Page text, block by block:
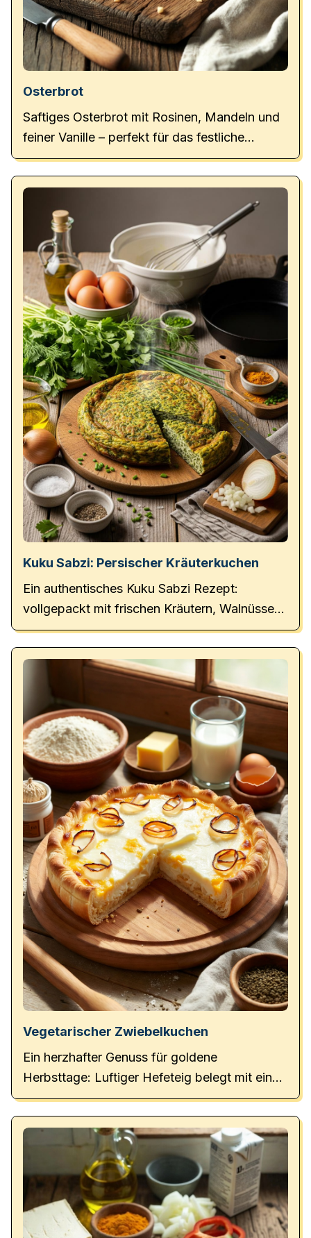
Osterbrot
Saftiges Osterbrot mit Rosinen, Mandeln und
feiner Vanille – perfekt für das festliche
Osterfrühstück.
Kuku Sabzi: Persischer Kräuterkuchen
Ein authentisches Kuku Sabzi Rezept:
vollgepackt mit frischen Kräutern, Walnüssen
und Berberitzen. Ein gesundes, aromatisches
Gericht.
Vegetarischer Zwiebelkuchen
Ein herzhafter Genuss für goldene
Herbsttage: Luftiger Hefeteig belegt mit einer
cremigen Schmand-Ei-Mischung und reichlich
sanft gedünsteten Zwiebeln.